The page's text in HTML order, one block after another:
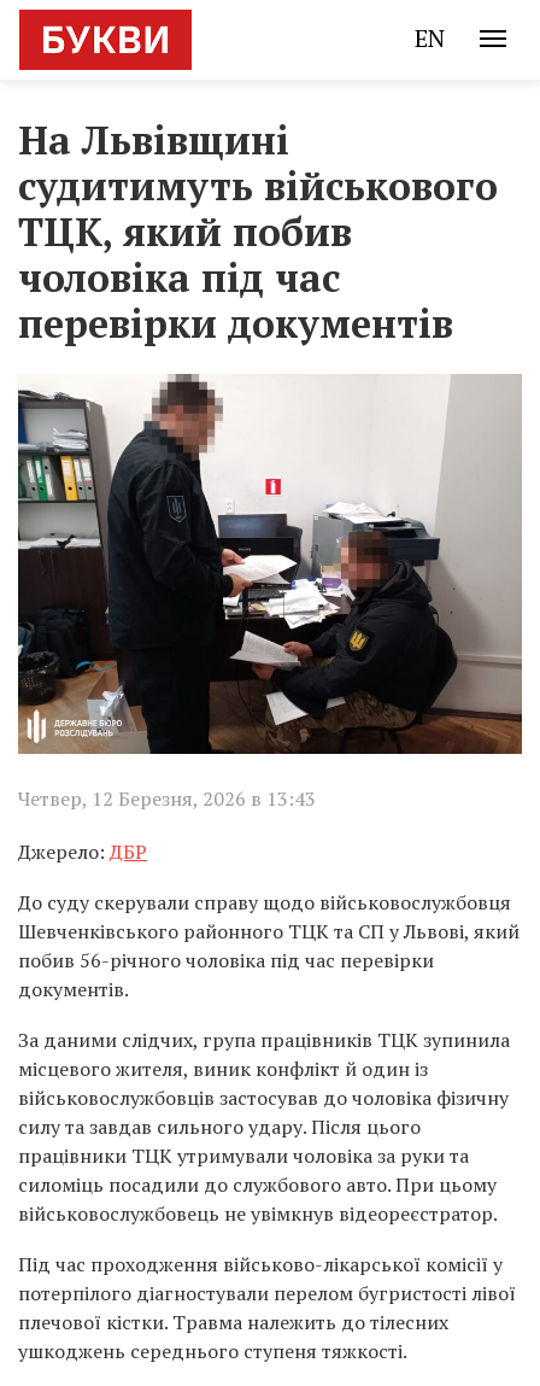
EN
На Львівщині
судитимуть військового
ТЦК, який побив
чоловіка під час
перевірки документів
Четвер, 12 Березня, 2026 в 13:43
Джерело:ДБР
До суду скерували справу щодо військовослужбовця
Шевченківського районного ТЦК та СП у Львові, який
побив 56-річного чоловіка під час перевірки
документів.
За даними слідчих, група працівників ТЦК зупинила
місцевого жителя, виник конфлікт й один із
військовослужбовців застосував до чоловіка фізичну
силу та завдав сильного удару. Після цього
працівники ТЦК утримували чоловіка за руки та
силоміць посадили до службового авто. При цьому
військовослужбовець не увімкнув відеореєстратор.
Під час проходження військово-лікарської комісії у
потерпілого діагностували перелом бугристості лівої
плечової кістки. Травма належить до тілесних
ушкоджень середнього ступеня тяжкості.